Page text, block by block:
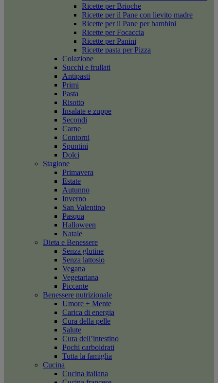
Ricette per Brioche
Ricette per il Pane con lievito madre
Ricette per il Pane per bambini
Ricette per Focaccia
Ricette per Panini
Ricette pasta per Pizza
Colazione
Succhi e frullati
Antipasti
Primi
Pasta
Risotto
Insalate e zuppe
Secondi
Carne
Contorni
Spuntini
Dolci
Stagione
Primavera
Estate
Autunno
Inverno
San Valentino
Pasqua
Halloween
Natale
Dieta e Benessere
Senza glutine
Senza lattosio
Vegana
Vegetariana
Piccante
Benessere nutrizionale
Umore + Mente
Carica di energia
Cura della pelle
Salute
Cura dell’intestino
Pochi carboidrati
Tutta la famiglia
Cucina
Cucina italiana